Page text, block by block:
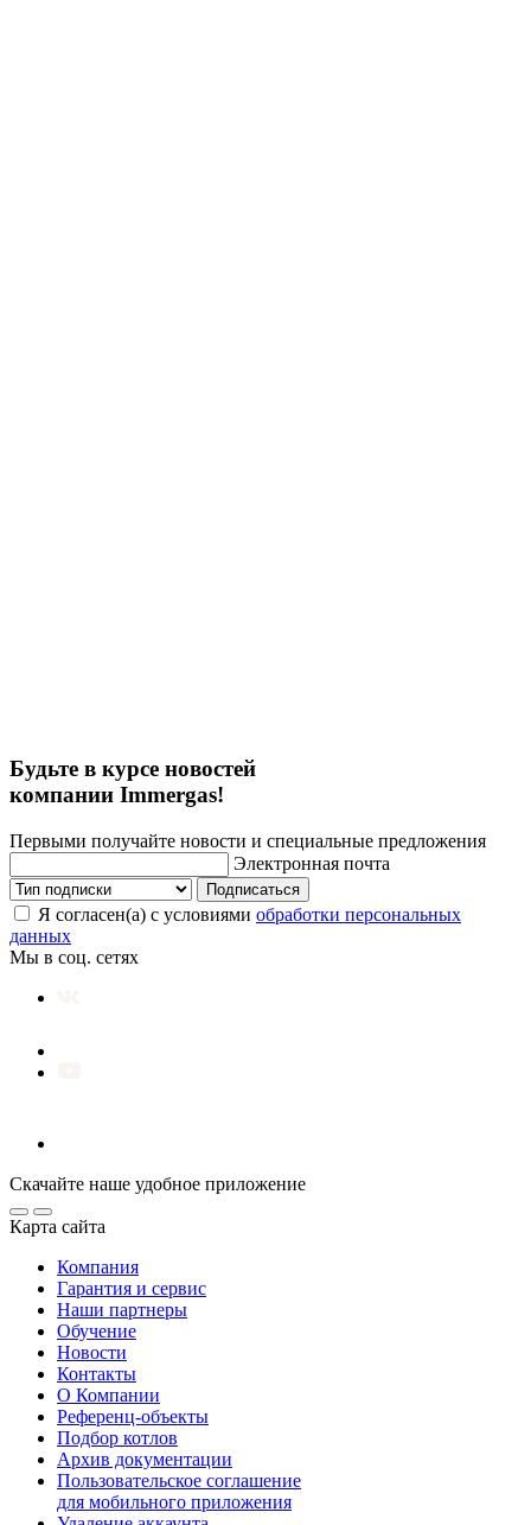
Будьте в курсе новостей
компании Immergas!
Первыми получайте новости и специальные предложения
Электронная почта
Подписаться
Я согласен(а) с условиями обработки персональных
данных
Мы в соц. сетях
Скачайте наше удобное приложение
Карта сайта
Компания
Гарантия и сервис
Наши партнеры
Обучение
Новости
Контакты
О Компании
Референц-объекты
Подбор котлов
Архив документации
Пользовательское соглашение
для мобильного приложения